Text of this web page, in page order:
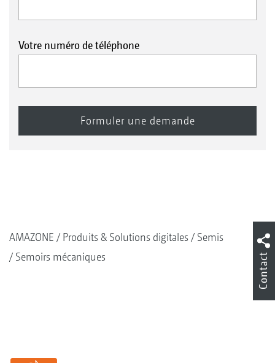
Votre numéro de téléphone
AMAZONE Produits & Solutions digitales
Semis
Semoirs mécaniques
Contact